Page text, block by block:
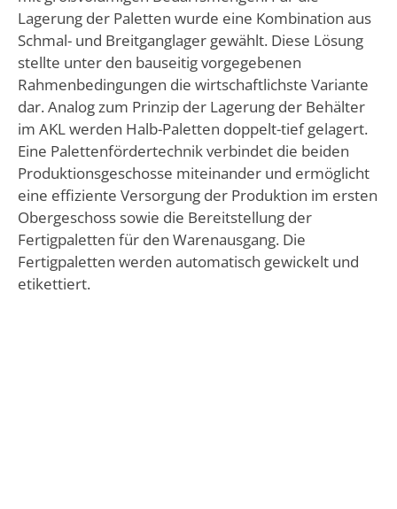
Lagerung der Paletten wurde eine Kombination aus
Schmal- und Breitganglager gewählt. Diese Lösung
stellte unter den bauseitig vorgegebenen
Rahmenbedingungen die wirtschaftlichste Variante
dar. Analog zum Prinzip der Lagerung der Behälter
im AKL werden Halb-Paletten doppelt-tief gelagert.
Eine Palettenfördertechnik verbindet die beiden
Produktionsgeschosse miteinander und ermöglicht
eine effiziente Versorgung der Produktion im ersten
Obergeschoss sowie die Bereitstellung der
Fertigpaletten für den Warenausgang. Die
Fertigpaletten werden automatisch gewickelt und
etikettiert.